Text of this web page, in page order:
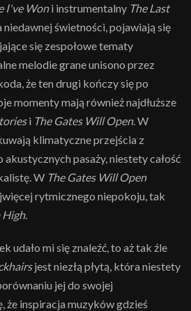
I've Woni instrumentalny The Last
niedawnej świetności, pojawiają się
się zespołowe tematy
melodie grane unisono przez
że ten drugi kończy się po
momenty mają również najdłuższe
i The Gates Will Open. W
klimatyczne przejścia z
pasaży, niestety całość
W The Gates Will Open
rytmicznego niepokoju, tak
High.
udało mi się znaleźć, to aż tak źle
jest niezłą płytą, która niestety
jej do swojej
że inspiracja muzyków gdzieś